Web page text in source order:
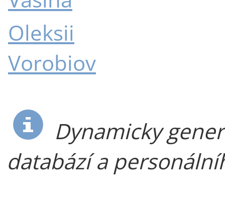
Oleksii
Vorobiov
Dynamicky
databází a